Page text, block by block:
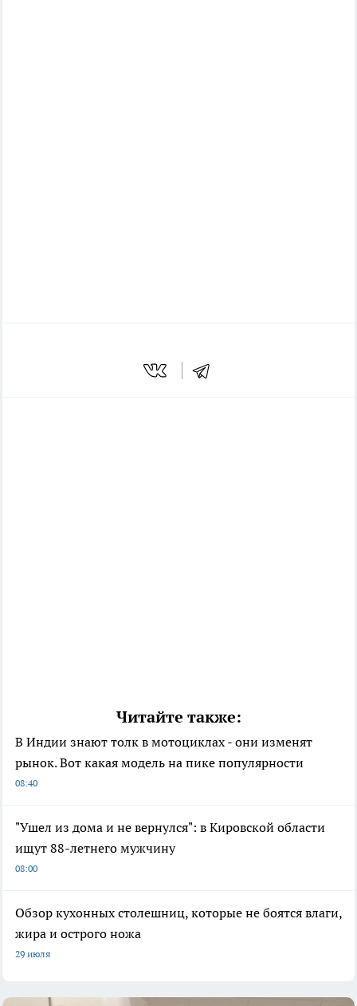
Читайте также:
В Индии знают толк в мотоциклах - они изменят
рынок. Вот какая модель на пике популярности
08:40
"Ушел из дома и не вернулся": в Кировской области
ищут 88-летнего мужчину
08:00
Обзор кухонных столешниц, которые не боятся влаги,
жира и острого ножа
29 июля